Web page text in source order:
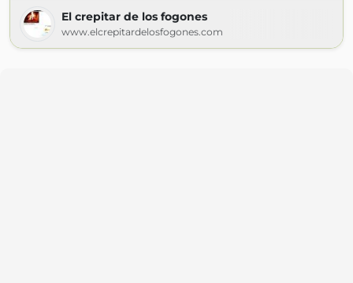
El crepitar de los fogones
www.elcrepitardelosfogones.com